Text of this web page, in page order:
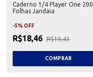
Caderno 1/4 Player One 200
Folhas Jandaia
-5% OFF
R$18,46 R$19,43